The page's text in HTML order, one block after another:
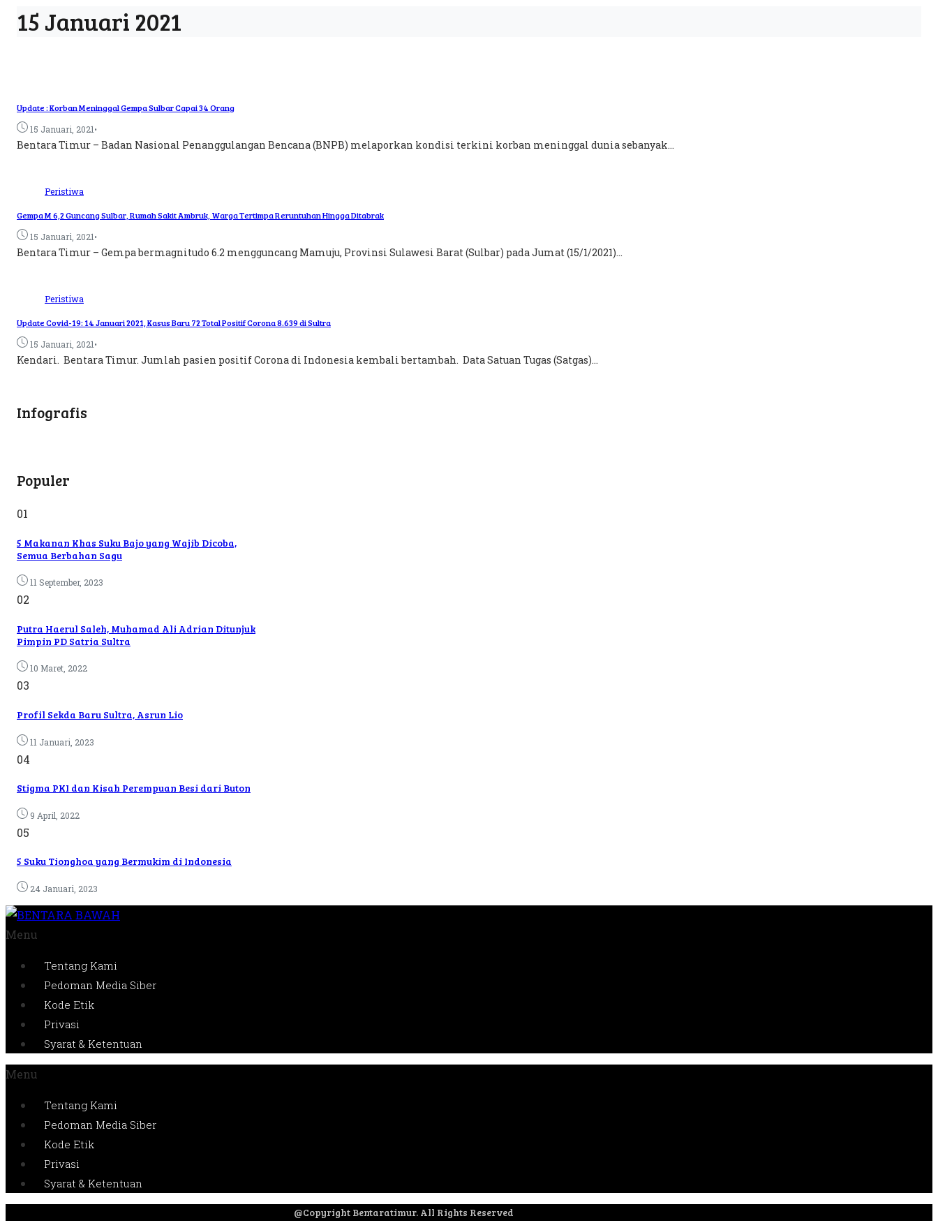
15 Januari 2021
Update : Korban Meninggal Gempa Sulbar Capai 34 Orang
15 Januari, 2021•
Bentara Timur – Badan Nasional Penanggulangan Bencana (BNPB) melaporkan kondisi terkini korban meninggal dunia sebanyak...
Peristiwa
Gempa M 6,2 Guncang Sulbar, Rumah Sakit Ambruk, Warga Tertimpa Reruntuhan Hingga Ditabrak
15 Januari, 2021•
Bentara Timur – Gempa bermagnitudo 6.2 mengguncang Mamuju, Provinsi Sulawesi Barat (Sulbar) pada Jumat (15/1/2021)...
Peristiwa
Update Covid-19: 14 Januari 2021, Kasus Baru 72 Total Positif Corona 8.639 di Sultra
15 Januari, 2021•
Kendari. Bentara Timur. Jumlah pasien positif Corona di Indonesia kembali bertambah. Data Satuan Tugas (Satgas)...
Infografis
Populer
01
5 Makanan Khas Suku Bajo yang Wajib Dicoba,
Semua Berbahan Sagu
11 September, 2023
02
Putra Haerul Saleh, Muhamad Ali Adrian Ditunjuk
Pimpin PD Satria Sultra
10 Maret, 2022
03
Profil Sekda Baru Sultra, Asrun Lio
11 Januari, 2023
04
Stigma PKI dan Kisah Perempuan Besi dari Buton
9 April, 2022
05
5 Suku Tionghoa yang Bermukim di Indonesia
24 Januari, 2023
Menu
Tentang Kami
Pedoman Media Siber
Kode Etik
Privasi
Syarat & Ketentuan
Menu
Tentang Kami
Pedoman Media Siber
Kode Etik
Privasi
Syarat & Ketentuan
@Copyright Bentaratimur. All Rights Reserved